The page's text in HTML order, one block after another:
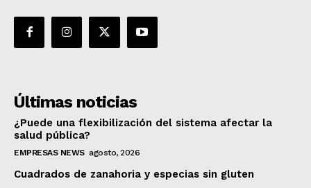
Últimas noticias
¿Puede una flexibilización del sistema afectar la
salud pública?
EMPRESAS NEWS agosto, 2026
Cuadrados de zanahoria y especias sin gluten